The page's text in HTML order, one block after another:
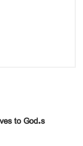
to God’s